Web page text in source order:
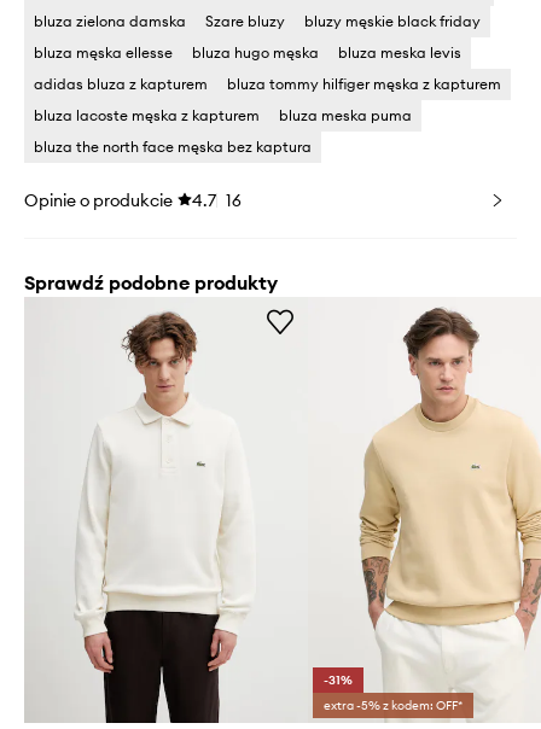
bluza zielona damska
Szare bluzy
bluzy męskie black friday
bluza męska ellesse
bluza hugo męska
bluza meska levis
adidas bluza z kapturem
bluza tommy hilfiger męska z kapturem
bluza lacoste męska z kapturem
bluza meska puma
bluza the north face męska bez kaptura
Opinie o produkcie 4.7 16
Sprawdź podobne produkty
-31%
extra -5% z kodem: OFF*